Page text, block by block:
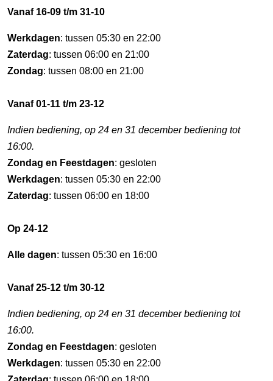
Vanaf 16-09 t/m 31-10
Werkdagen: tussen 05:30 en 22:00
Zaterdag: tussen 06:00 en 21:00
Zondag: tussen 08:00 en 21:00
Vanaf 01-11 t/m 23-12
Indien bediening, op 24 en 31 december bediening tot
16:00.
Zondag en Feestdagen: gesloten
Werkdagen: tussen 05:30 en 22:00
Zaterdag: tussen 06:00 en 18:00
Op 24-12
Alle dagen: tussen 05:30 en 16:00
Vanaf 25-12 t/m 30-12
Indien bediening, op 24 en 31 december bediening tot
16:00.
Zondag en Feestdagen: gesloten
Werkdagen: tussen 05:30 en 22:00